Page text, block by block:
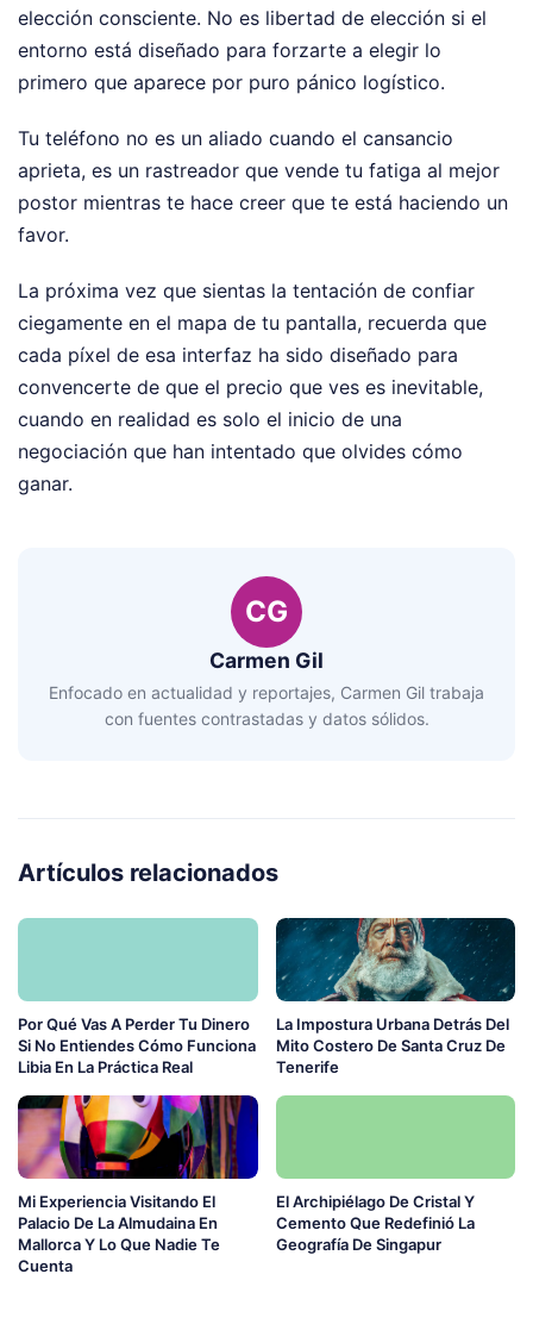
elección consciente. No es libertad de elección si el
entorno está diseñado para forzarte a elegir lo
primero que aparece por puro pánico logístico.
Tu teléfono no es un aliado cuando el cansancio
aprieta, es un rastreador que vende tu fatiga al mejor
postor mientras te hace creer que te está haciendo un
favor.
La próxima vez que sientas la tentación de confiar
ciegamente en el mapa de tu pantalla, recuerda que
cada píxel de esa interfaz ha sido diseñado para
convencerte de que el precio que ves es inevitable,
cuando en realidad es solo el inicio de una
negociación que han intentado que olvides cómo
ganar.
CG
Carmen Gil
Enfocado en actualidad y reportajes, Carmen Gil trabaja
con fuentes contrastadas y datos sólidos.
Artículos relacionados
Por Qué Vas A Perder Tu Dinero
Si No Entiendes Cómo Funciona
Libia En La Práctica Real
La Impostura Urbana Detrás Del
Mito Costero De Santa Cruz De
Tenerife
Mi Experiencia Visitando El
Palacio De La Almudaina En
Mallorca Y Lo Que Nadie Te
Cuenta
El Archipiélago De Cristal Y
Cemento Que Redefinió La
Geografía De Singapur